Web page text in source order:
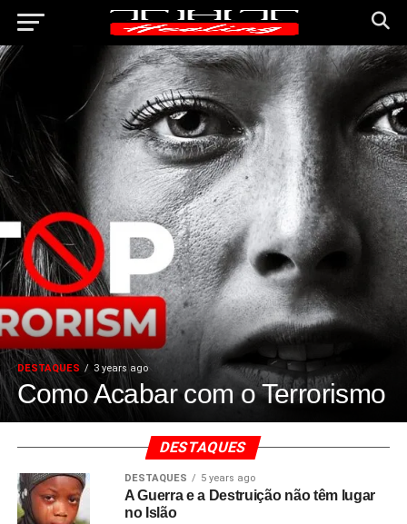
DESTAQUES 3 years ago
Como Acabar com o Terrorismo
DESTAQUES
DESTAQUES 5 years ago
A Guerra e a Destruição não têm lugar
no Islão